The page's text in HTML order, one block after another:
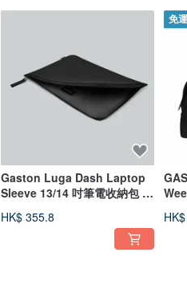
Gaston Luga Dash Laptop
Sleeve 13/14 吋筆電收納包 -
HK$ 355.8
免